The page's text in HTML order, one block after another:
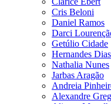
Cris Beloni
Daniel Ramos
Darci
Getúlio Cidade
Hernandes
Nathalia Nunes
Jarbas Aragão
Andreia
Alexandre